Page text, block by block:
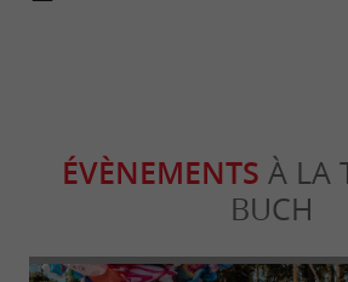
ÉVÈNEMENTS À LA
BUCH